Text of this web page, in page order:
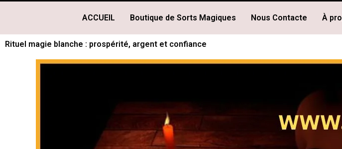
ACCUEIL Boutique de Sorts Magiques Nous Contacte À
Rituel magie blanche : prospérité, argent et confiance